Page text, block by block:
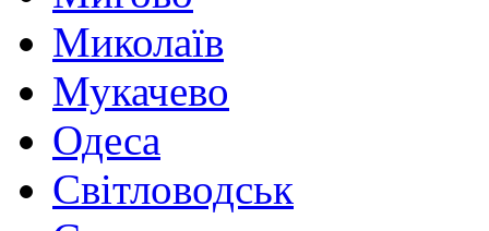
Миколаїв
Мукачево
Одеса
Світловодськ